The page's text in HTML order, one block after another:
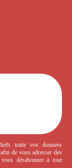
traite vos données
afin de vous adresser des
désabonner à tout